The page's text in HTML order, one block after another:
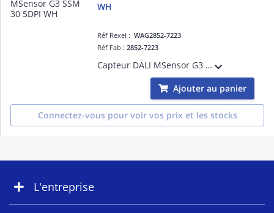
WH
Réf Rexel :WAG2852-7223
Réf Fab :2852-7223
Capteur DALI MSensor G3 SSM 30 5DPI WH
Ajouter au panier
Connectez-vous pour voir vos prix et les stocks
L'entreprise